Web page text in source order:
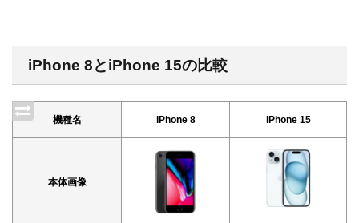
iPhone 8とiPhone 15の比較
機種名 iPhone 8 iPhone 15
本体画像